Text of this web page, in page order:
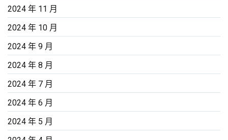
2024 年 11 月
2024 年 10 月
2024 年 9 月
2024 年 8 月
2024 年 7 月
2024 年 6 月
2024 年 5 月